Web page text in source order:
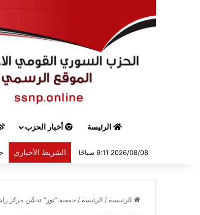
الرئيسة أخبار الحزب
2026/08/08 9:11 صباحًا الشريط الأخباري
الرئيسية / الرئيسة / جمعية “نور” تدشّن مركز